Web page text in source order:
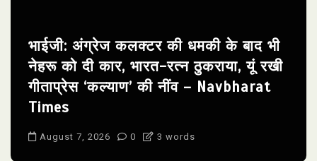
भाईजी: अंग्रेज कलक्टर की धमकी के बाद भी
नेहरू को दी कार, भारत-रत्न ठुकराया, यूं रखी
गीताप्रेस ‘कल्याण’ की नींव – Navbharat
Times
August 7, 2026 0 3 words